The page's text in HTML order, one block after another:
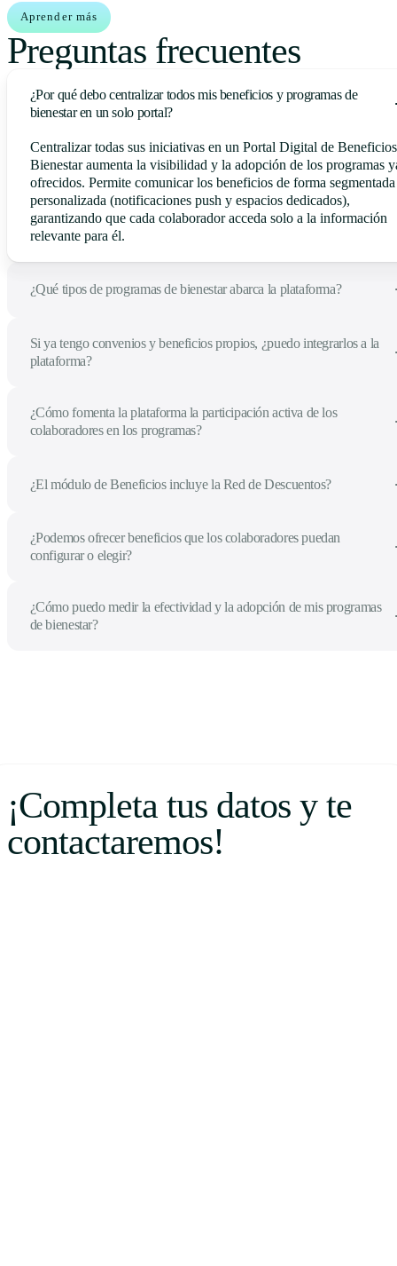
Aprender más
Preguntas frecuentes
¿Por qué debo centralizar todos mis beneficios y programas de
bienestar en un solo portal?
Centralizar todas sus iniciativas en un Portal Digital de
Bienestar aumenta la visibilidad y la adopción de los programas
ofrecidos. Permite comunicar los beneficios de forma
personalizada (notificaciones push y espacios dedicados),
garantizando que cada colaborador acceda solo a la información
relevante para él.
¿Qué tipos de programas de bienestar abarca la plataforma?
Si ya tengo convenios y beneficios propios, ¿puedo integrarlos a la
plataforma?
¿Cómo fomenta la plataforma la participación activa de los
colaboradores en los programas?
¿El módulo de Beneficios incluye la Red de Descuentos?
¿Podemos ofrecer beneficios que los colaboradores puedan
configurar o elegir?
¿Cómo puedo medir la efectividad y la adopción de mis programas
de bienestar?
¡Completa tus datos y te
contactaremos!